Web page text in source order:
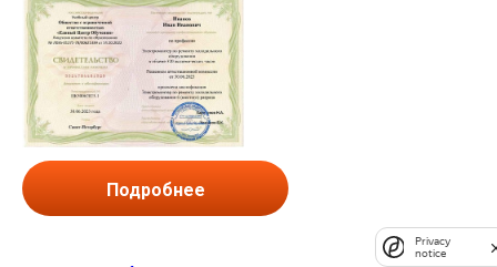
Подробнее
Privacy
notice